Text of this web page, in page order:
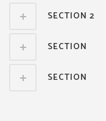
SECTION 2
SECTION
SECTION